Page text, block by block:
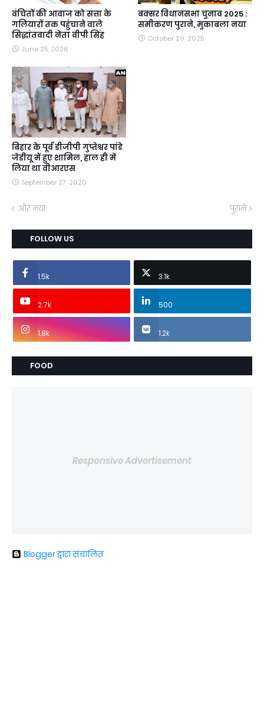
वंचितों की आवाज को सत्ता के
गलियारों तक पहुंचाने वाले
सिद्धांतवादी नेता वीपी सिंह
June 25, 2026
बक्सर विधानसभा चुनाव 2025 :
समीकरण पुराने, मुकाबला नया
October 29, 2025
बिहार के पूर्व डीजीपी गुप्तेश्वर पांडे
जेडीयू में हुए शामिल, हाल ही में
लिया था वीआरएस
September 27, 2020
और नया पुराने
FOLLOW US
1.5k 3.1k
2.7k 500
1.8k 1.2k
FOOD
Responsive Advertisement
Blogger द्वारा संचालित